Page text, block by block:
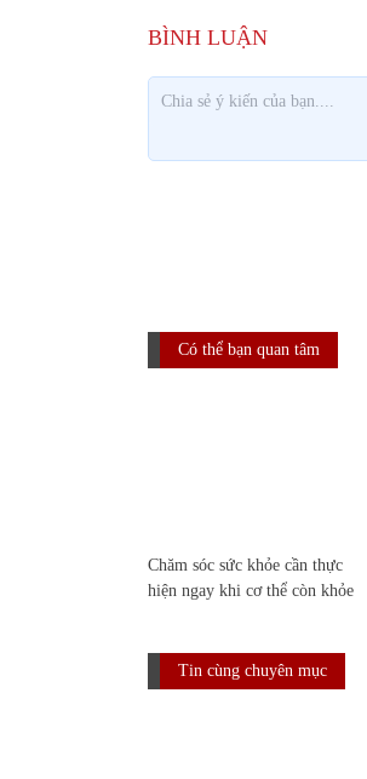
Có thể bạn quan tâm
Chăm sóc sức khỏe cần thực
hiện ngay khi cơ thể còn khỏe
Tin cùng chuyên mục